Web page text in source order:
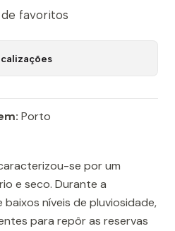
favoritos
Porto
se por um
e seco. Durante a
níveis de pluviosidade,
para repôr as reservas